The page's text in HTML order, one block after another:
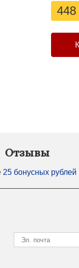
448
Отзывы
25 бонусных рублей